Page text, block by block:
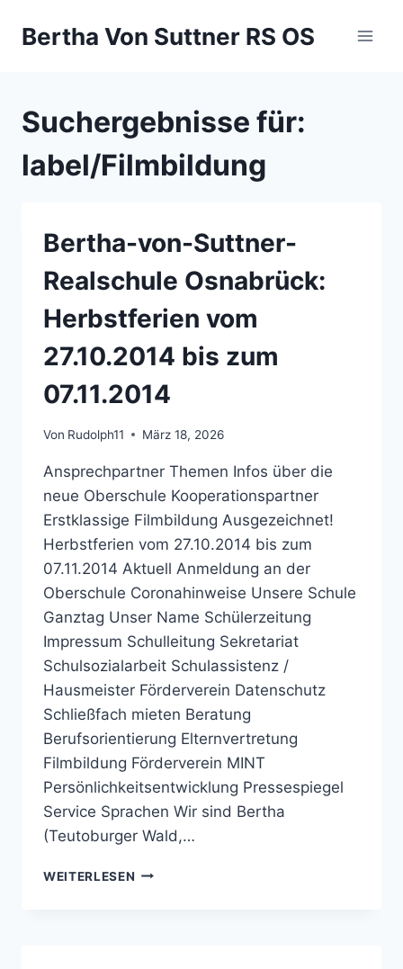
InhaltBertha Von Suttner RS OS
Suchergebnisse für:
label/Filmbildung
Bertha-von-Suttner-
Realschule Osnabrück:
Herbstferien vom
27.10.2014 bis zum
07.11.2014
Von Rudolph11 März 18, 2026
Ansprechpartner Themen Infos über die
neue Oberschule Kooperationspartner
Erstklassige Filmbildung Ausgezeichnet!
Herbstferien vom 27.10.2014 bis zum
07.11.2014 Aktuell Anmeldung an der
Oberschule Coronahinweise Unsere Schule
Ganztag Unser Name Schülerzeitung
Impressum Schulleitung Sekretariat
Schulsozialarbeit Schulassistenz /
Hausmeister Förderverein Datenschutz
Schließfach mieten Beratung
Berufsorientierung Elternvertretung
Filmbildung Förderverein MINT
Persönlichkeitsentwicklung Pressespiegel
Service Sprachen Wir sind Bertha
(Teutoburger Wald,…
WEITERLESEN BERTHA-